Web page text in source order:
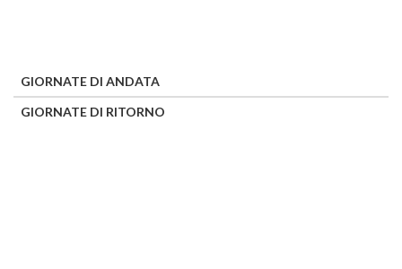
GIORNATE DI ANDATA
GIORNATE DI RITORNO